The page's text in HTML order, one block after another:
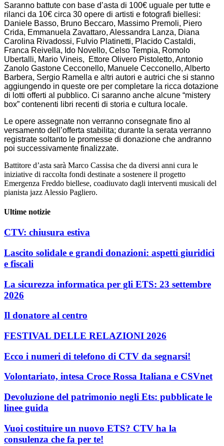
Saranno battute con base d’asta di 100€ uguale per tutte e
rilanci da 10€ circa 30 opere di artisti e fotografi biellesi:
Daniele Basso, Bruno Beccaro, Massimo Premoli, Piero
Crida, Emmanuela Zavattaro, Alessandra Lanza, Diana
Carolina Rivadossi, Fulvio Platinetti, Placido Castaldi,
Franca Reivella, Ido Novello, Celso Tempia, Romolo
Ubertalli, Mario Vineis, Ettore Olivero Pistoletto, Antonio
Zanolo Gastone Cecconello, Manuele Cecconello, Alberto
Barbera, Sergio Ramella e altri autori e autrici che si stanno
aggiungendo in queste ore per completare la ricca dotazione
di lotti offerti al pubblico. Ci saranno anche alcune “mistery
box” contenenti libri recenti di storia e cultura locale.
Le opere assegnate non verranno consegnate fino al
versamento dell’offerta stabilita; durante la serata verranno
registrate soltanto le promesse di donazione che andranno
poi successivamente finalizzate.
Battitore d’asta sarà Marco Cassisa che da diversi anni cura le
iniziative di raccolta fondi destinate a sostenere il progetto
Emergenza Freddo biellese, coadiuvato dagli interventi musicali del
pianista jazz Alessio Pagliero.
Ultime notizie
CTV: chiusura estiva
Lascito solidale e grandi donazioni: aspetti giuridici
e fiscali
La sicurezza informatica per gli ETS: 23 settembre
2026
Il donatore al centro
FESTIVAL DELLE RELAZIONI 2026
Ecco i numeri di telefono di CTV da segnarsi!
Volontariato, intesa Croce Rossa Italiana e CSVnet
Devoluzione del patrimonio negli Ets: pubblicate le
linee guida
Vuoi costituire un nuovo ETS? CTV ha la
consulenza che fa per te!